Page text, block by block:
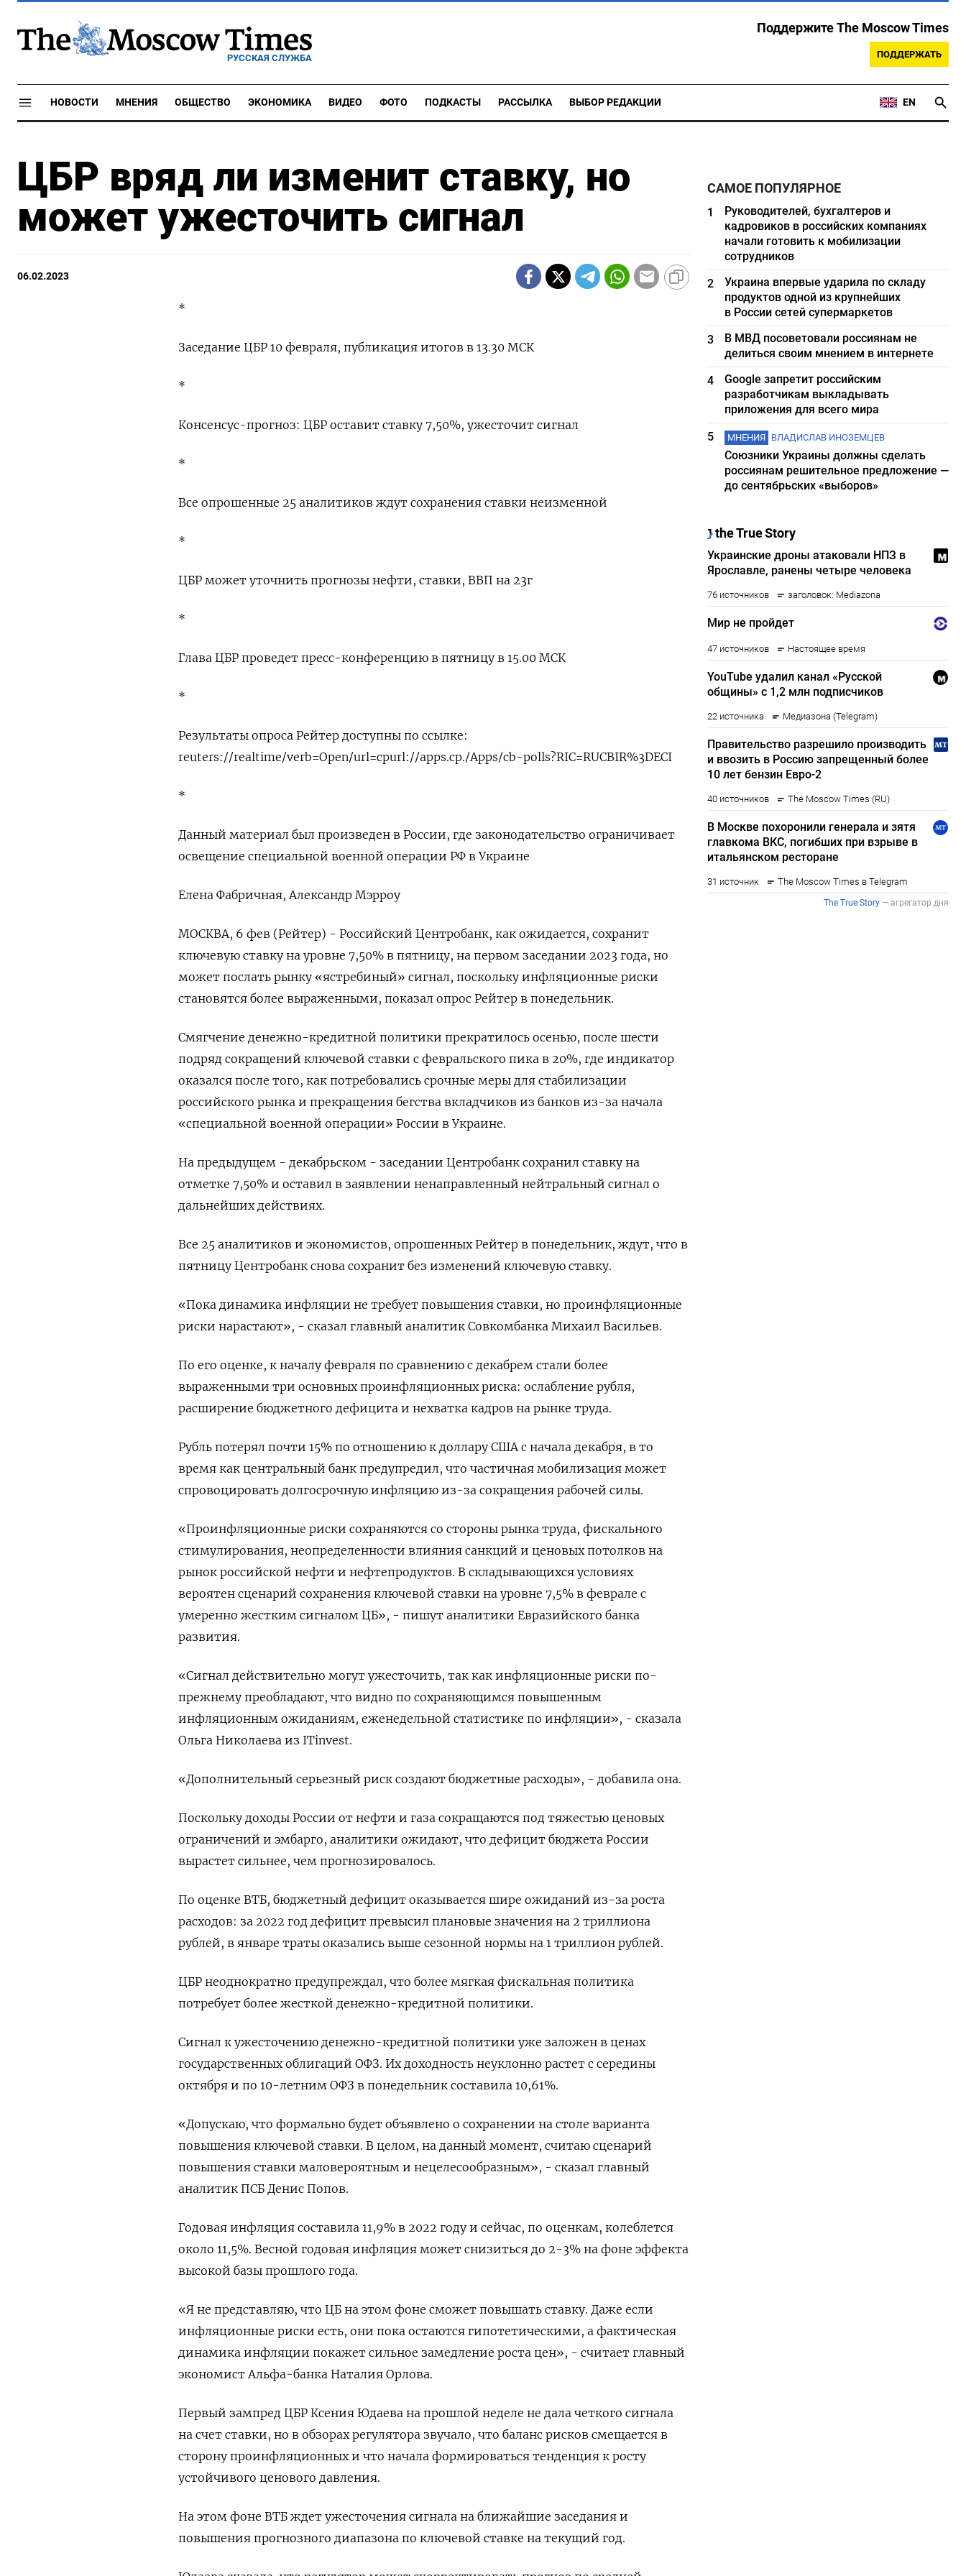
РУССКАЯ СЛУЖБА
Поддержите The Moscow Times
ПОДДЕРЖАТЬ
НОВОСТИ МНЕНИЯ ОБЩЕСТВО ЭКОНОМИКА ВИДЕО ФОТО ПОДКАСТЫ РАССЫЛКА ВЫБОР РЕДАКЦИИ EN
ЦБР вряд ли изменит ставку, но
может ужесточить сигнал
06.02.2023
*
Заседание ЦБР 10 февраля, публикация итогов в 13.30 МСК
*
Консенсус-прогноз: ЦБР оставит ставку 7,50%, ужесточит сигнал
*
Все опрошенные 25 аналитиков ждут сохранения ставки неизменной
*
ЦБР может уточнить прогнозы нефти, ставки, ВВП на 23г
*
Глава ЦБР проведет пресс-конференцию в пятницу в 15.00 МСК
*
Результаты опроса Рейтер доступны по ссылке:
reuters://realtime/verb=Open/url=cpurl://apps.cp./Apps/cb-polls?RIC=RUCBIR%3DECI
*
Данный материал был произведен в России, где законодательство ограничивает
освещение специальной военной операции РФ в Украине
Елена Фабричная, Александр Мэрроу
МОСКВА, 6 фев (Рейтер) - Российский Центробанк, как ожидается, сохранит
ключевую ставку на уровне 7,50% в пятницу, на первом заседании 2023 года, но
может послать рынку «ястребиный» сигнал, поскольку инфляционные риски
становятся более выраженными, показал опрос Рейтер в понедельник.
Смягчение денежно-кредитной политики прекратилось осенью, после шести
подряд сокращений ключевой ставки с февральского пика в 20%, где индикатор
оказался после того, как потребовались срочные меры для стабилизации
российского рынка и прекращения бегства вкладчиков из банков из-за начала
«специальной военной операции» России в Украине.
На предыдущем - декабрьском - заседании Центробанк сохранил ставку на
отметке 7,50% и оставил в заявлении ненаправленный нейтральный сигнал о
дальнейших действиях.
Все 25 аналитиков и экономистов, опрошенных Рейтер в понедельник, ждут, что в
пятницу Центробанк снова сохранит без изменений ключевую ставку.
«Пока динамика инфляции не требует повышения ставки, но проинфляционные
риски нарастают», - сказал главный аналитик Совкомбанка Михаил Васильев.
По его оценке, к началу февраля по сравнению с декабрем стали более
выраженными три основных проинфляционных риска: ослабление рубля,
расширение бюджетного дефицита и нехватка кадров на рынке труда.
Рубль потерял почти 15% по отношению к доллару США с начала декабря, в то
время как центральный банк предупредил, что частичная мобилизация может
спровоцировать долгосрочную инфляцию из-за сокращения рабочей силы.
«Проинфляционные риски сохраняются со стороны рынка труда, фискального
стимулирования, неопределенности влияния санкций и ценовых потолков на
рынок российской нефти и нефтепродуктов. В складывающихся условиях
вероятен сценарий сохранения ключевой ставки на уровне 7,5% в феврале с
умеренно жестким сигналом ЦБ», - пишут аналитики Евразийского банка
развития.
«Сигнал действительно могут ужесточить, так как инфляционные риски по-
прежнему преобладают, что видно по сохраняющимся повышенным
инфляционным ожиданиям, еженедельной статистике по инфляции», - сказала
Ольга Николаева из ITinvest.
«Дополнительный серьезный риск создают бюджетные расходы», - добавила она.
Поскольку доходы России от нефти и газа сокращаются под тяжестью ценовых
ограничений и эмбарго, аналитики ожидают, что дефицит бюджета России
вырастет сильнее, чем прогнозировалось.
По оценке ВТБ, бюджетный дефицит оказывается шире ожиданий из-за роста
расходов: за 2022 год дефицит превысил плановые значения на 2 триллиона
рублей, в январе траты оказались выше сезонной нормы на 1 триллион рублей.
ЦБР неоднократно предупреждал, что более мягкая фискальная политика
потребует более жесткой денежно-кредитной политики.
Сигнал к ужесточению денежно-кредитной политики уже заложен в ценах
государственных облигаций ОФЗ. Их доходность неуклонно растет с середины
октября и по 10-летним ОФЗ в понедельник составила 10,61%.
«Допускаю, что формально будет объявлено о сохранении на столе варианта
повышения ключевой ставки. В целом, на данный момент, считаю сценарий
повышения ставки маловероятным и нецелесообразным», - сказал главный
аналитик ПСБ Денис Попов.
Годовая инфляция составила 11,9% в 2022 году и сейчас, по оценкам, колеблется
около 11,5%. Весной годовая инфляция может снизиться до 2-3% на фоне эффекта
высокой базы прошлого года.
«Я не представляю, что ЦБ на этом фоне сможет повышать ставку. Даже если
инфляционные риски есть, они пока остаются гипотетическими, а фактическая
динамика инфляции покажет сильное замедление роста цен», - считает главный
экономист Альфа-банка Наталия Орлова.
Первый зампред ЦБР Ксения Юдаева на прошлой неделе не дала четкого сигнала
на счет ставки, но в обзорах регулятора звучало, что баланс рисков смещается в
сторону проинфляционных и что начала формироваться тенденция к росту
устойчивого ценового давления.
На этом фоне ВТБ ждет ужесточения сигнала на ближайшие заседания и
повышения прогнозного диапазона по ключевой ставке на текущий год.
САМОЕ ПОПУЛЯРНОЕ
1
Руководителей, бухгалтеров и
кадровиков в российских компаниях
начали готовить к мобилизации
сотрудников
2
Украина впервые ударила по складу
продуктов одной из крупнейших
в России сетей супермаркетов
3
В МВД посоветовали россиянам не
делиться своим мнением в интернете
4
Google запретит российским
разработчикам выкладывать
приложения для всего мира
5
МНЕНИЯ ВЛАДИСЛАВ ИНОЗЕМЦЕВ
Союзники Украины должны сделать
россиянам решительное предложение —
до сентябрьских «выборов»